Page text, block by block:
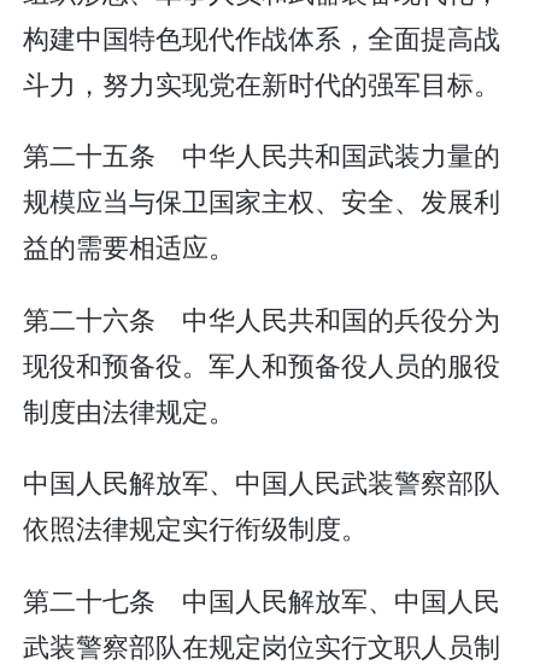
构建中国特色现代作战体系，全面提高战
斗力，努力实现党在新时代的强军目标。
第二十五条 中华人民共和国武装力量的
规模应当与保卫国家主权、安全、发展利
益的需要相适应。
第二十六条 中华人民共和国的兵役分为
现役和预备役。军人和预备役人员的服役
制度由法律规定。
中国人民解放军、中国人民武装警察部队
依照法律规定实行衔级制度。
第二十七条 中国人民解放军、中国人民
武装警察部队在规定岗位实行文职人员制